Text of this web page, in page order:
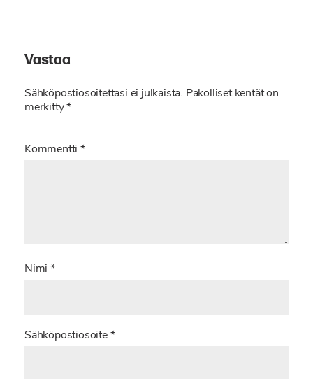
Vastaa
Sähköpostiosoitettasi ei julkaista. Pakolliset kentät on
merkitty*
Kommentti*
Nimi *
Sähköpostiosoite *